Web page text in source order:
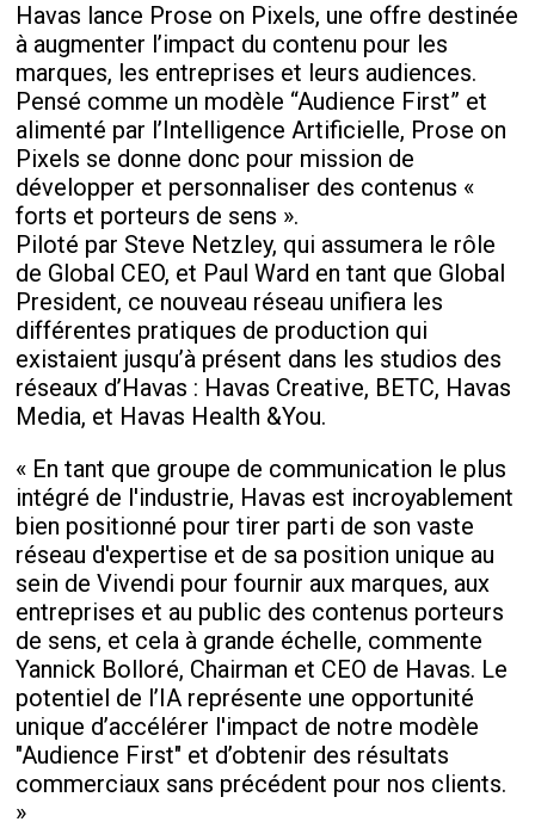
Havas lance Prose on Pixels, une offre destinée
à augmenter l’impact du contenu pour les
marques, les entreprises et leurs audiences.
Pensé comme un modèle “Audience First” et
alimenté par l’Intelligence Artificielle, Prose on
Pixels se donne donc pour mission de
développer et personnaliser des contenus «
forts et porteurs de sens ».
Piloté par Steve Netzley, qui assumera le rôle
de Global CEO, et Paul Ward en tant que Global
President, ce nouveau réseau unifiera les
différentes pratiques de production qui
existaient jusqu’à présent dans les studios des
réseaux d’Havas : Havas Creative, BETC, Havas
Media, et Havas Health &You.
« En tant que groupe de communication le plus
intégré de l'industrie, Havas est incroyablement
bien positionné pour tirer parti de son vaste
réseau d'expertise et de sa position unique au
sein de Vivendi pour fournir aux marques, aux
entreprises et au public des contenus porteurs
de sens, et cela à grande échelle, commente
Yannick Bolloré, Chairman et CEO de Havas. Le
potentiel de l’IA représente une opportunité
unique d’accélérer l'impact de notre modèle
"Audience First" et d’obtenir des résultats
commerciaux sans précédent pour nos clients.
»